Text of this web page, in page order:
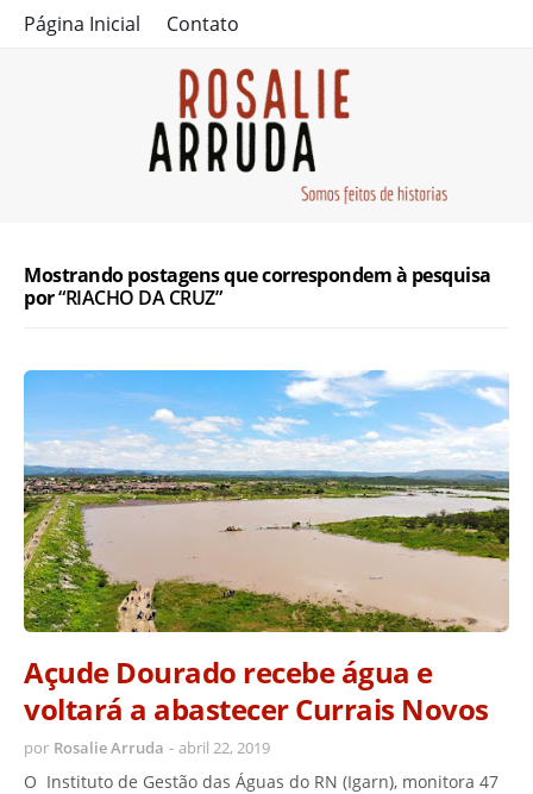
Página Inicial Contato
Mostrando postagens que correspondem à pesquisa
por RIACHO DA CRUZ
Açude Dourado recebe água e
voltará a abastecer Currais Novos
por Rosalie Arruda - abril 22, 2019
O Instituto de Gestão das Águas do RN (Igarn), monitora 47